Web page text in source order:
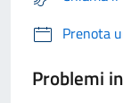
Prenota
Problemi